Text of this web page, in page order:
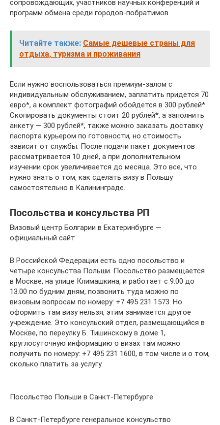
сопровождающих, участников научных конференций и
программ обмена среди городов-побратимов.
Читайте также: Самые дешевые страны для
отдыха, туризма и проживания
Если нужно воспользоваться премиум-залом с
индивидуальным обслуживанием, заплатить придется 70
евро*, а комплект фотографий обойдется в 300 рублей*.
Скопировать документы стоит 20 рублей*, а заполнить
анкету — 300 рублей*, также можно заказать доставку
паспорта курьером по готовности, но стоимость
зависит от службы. После подачи пакет документов
рассматривается 10 дней, а при дополнительном
изучении срок увеличивается до месяца. Это все, что
нужно знать о том, как сделать визу в Польшу
самостоятельно в Калининграде.
Посольства и консульства РП
Визовый центр Болгарии в Екатеринбурге —
официальный сайт
В Российской Федерации есть одно посольство и
четыре консульства Польши. Посольство размещается
в Москве, на улице Климашкина, и работает с 9.00 до
13.00 по будним дням, позвонить туда можно по
визовым вопросам по номеру: +7 495 231 1573. Но
оформить там визу нельзя, этим занимается другое
учреждение. Это консульский отдел, размещающийся в
Москве, по переулку Б. Тишинскому в доме 1,
круглосуточную информацию о визах там можно
получить по номеру: +7 495 231 1600, в том числе и о том,
сколько платить за услугу.
Посольство Польши в Санкт-Петербурге
В Санкт-Петербурге генеральное консульство